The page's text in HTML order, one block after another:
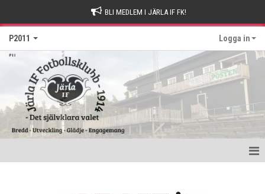
BLI MEDLEM I JÄRLA IF FK!
P2011 Logga in